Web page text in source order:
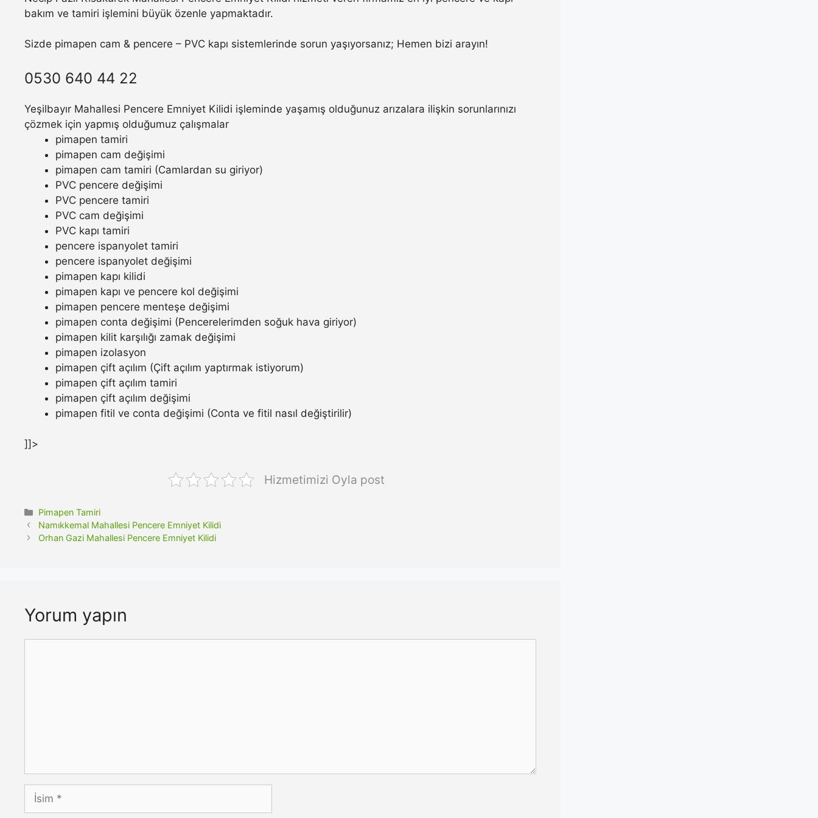
bakım ve tamiri işlemini büyük özenle yapmaktadır.
Sizde pimapen cam & pencere – PVC kapı sistemlerinde sorun yaşıyorsanız; Hemen bizi arayın!
0530 640 44 22
Yeşilbayır Mahallesi Pencere Emniyet Kilidi işleminde yaşamış olduğunuz arızalara ilişkin sorunlarınızı
çözmek için yapmış olduğumuz çalışmalar
pimapen tamiri
pimapen cam değişimi
pimapen cam tamiri (Camlardan su giriyor)
PVC pencere değişimi
PVC pencere tamiri
PVC cam değişimi
PVC kapı tamiri
pencere ispanyolet tamiri
pencere ispanyolet değişimi
pimapen kapı kilidi
pimapen kapı ve pencere kol değişimi
pimapen pencere menteşe değişimi
pimapen conta değişimi (Pencerelerimden soğuk hava giriyor)
pimapen kilit karşılığı zamak değişimi
pimapen izolasyon
pimapen çift açılım (Çift açılım yaptırmak istiyorum)
pimapen çift açılım tamiri
pimapen çift açılım değişimi
pimapen fitil ve conta değişimi (Conta ve fitil nasıl değiştirilir)
]]>
Hizmetimizi Oyla post
Kategoriler
Pimapen Tamiri
Namıkkemal Mahallesi Pencere Emniyet Kilidi
Orhan Gazi Mahallesi Pencere Emniyet Kilidi
Yorum yapın
İsim